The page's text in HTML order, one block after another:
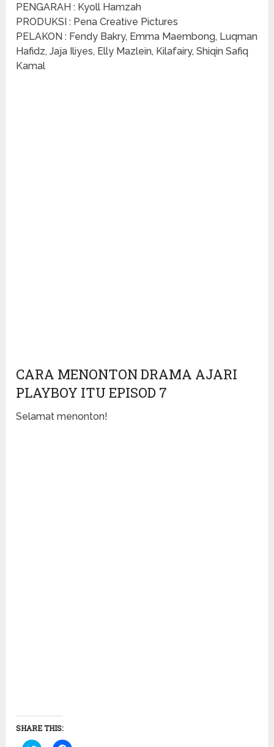
PENGARAH : Kyoll Hamzah
PRODUKSI : Pena Creative Pictures
PELAKON : Fendy Bakry, Emma Maembong, Luqman
Hafidz, Jaja Iliyes, Elly Mazlein, Kilafairy, Shiqin Safiq
Kamal
CARA MENONTON DRAMA AJARI
PLAYBOY ITU EPISOD 7
Selamat menonton!
SHARE THIS: